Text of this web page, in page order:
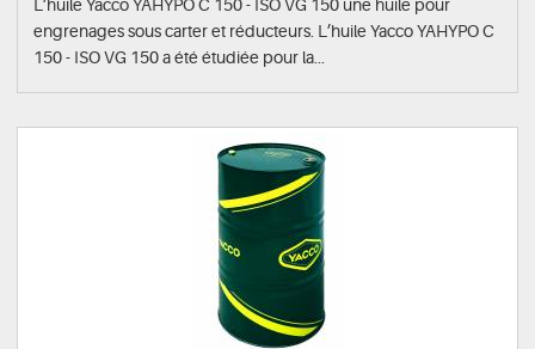
L’huile Yacco YAHYPO C 150 - ISO VG 150 une huile pour
engrenages sous carter et réducteurs. L’huile Yacco YAHYPO C
150 - ISO VG 150 a été étudiée pour la...